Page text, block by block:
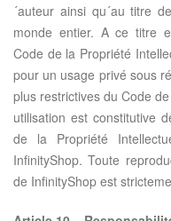
´auteur ainsi qu´au titre
monde entier. A ce titre
Code de la Propriété
pour un usage privé sous
plus restrictives du Code
utilisation est constitutive
de la Propriété
InfinityShop. Toute
de InfinityShop est